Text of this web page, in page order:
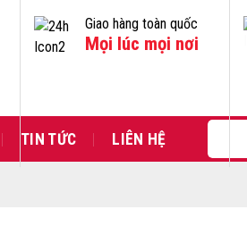
Giao hàng toàn quốc
Mọi lúc mọi nơi
TIN TỨC LIÊN HỆ